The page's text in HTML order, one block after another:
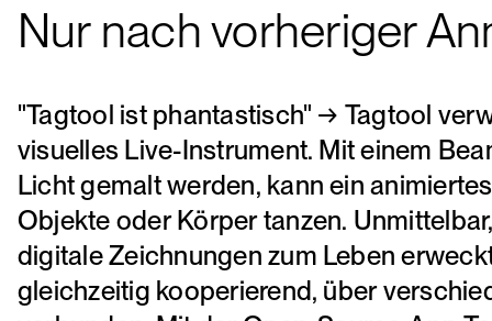
Nur nach vorheriger
"Tagtool ist phantastisch" → Tagtool
visuelles Live-Instrument. Mit einem
Licht gemalt werden, kann ein
Objekte oder Körper tanzen.
digitale Zeichnungen zum Leben
gleichzeitig kooperierend, über